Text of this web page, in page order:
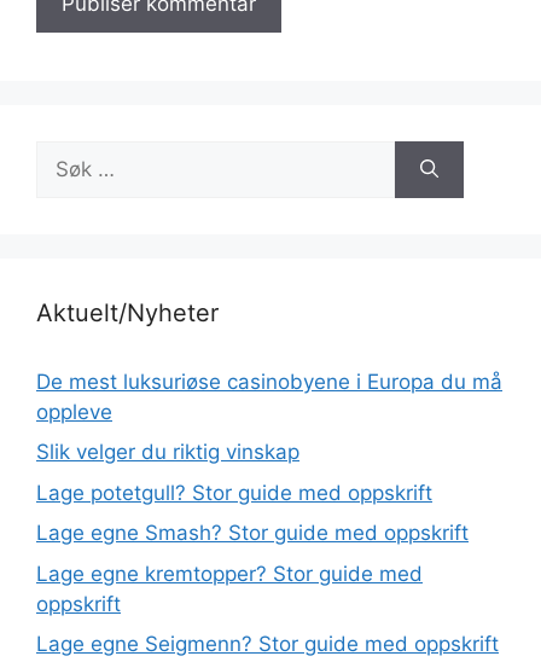
etter:
Aktuelt/Nyheter
De mest luksuriøse casinobyene i Europa du må
oppleve
Slik velger du riktig vinskap
Lage potetgull? Stor guide med oppskrift
Lage egne Smash? Stor guide med oppskrift
Lage egne kremtopper? Stor guide med
oppskrift
Lage egne Seigmenn? Stor guide med oppskrift